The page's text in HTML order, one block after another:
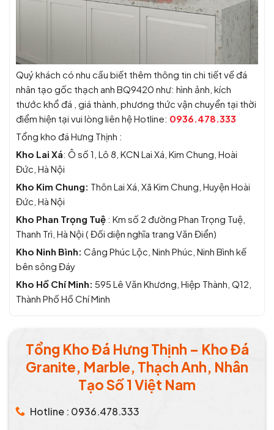
Quý khách có nhu cầu biết thêm thông tin chi tiết về đá
nhân tạo gốc thạch anh BQ9420 như: hình ảnh, kích
thước khổ đá , giá thành, phương thức vận chuyển tại thời
điểm hiện tại vui lòng liên hệ Hotline: 0936.478.333
Tổng kho đá Hưng Thịnh :
Kho Lai Xá: Ô số 1, Lô 8, KCN Lai Xá, Kim Chung, Hoài
Đức, Hà Nội
Kho Kim Chung: Thôn Lai Xá, Xã Kim Chung, Huyện Hoài
Đức, Hà Nội
Kho Phan Trọng Tuệ : Km số 2 đường Phan Trọng Tuệ,
Thanh Trì, Hà Nội ( Đối diện nghĩa trang Văn Điển)
Kho Ninh Bình: Cảng Phúc Lộc, Ninh Phúc, Ninh Bình kế
bên sông Đáy
Kho Hồ Chí Minh: 595 Lê Văn Khương, Hiệp Thành, Q12,
Thành Phố Hồ Chí Minh
Tổng Kho Đá Hưng Thịnh – Kho Đá
Granite, Marble, Thạch Anh, Nhân
Tạo Số 1 Việt Nam
Hotline : 0936.478.333